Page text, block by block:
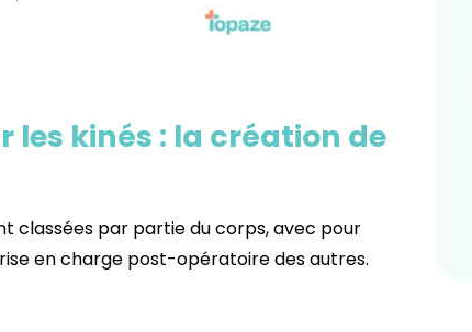
les kinés : la création de
classées par partie du corps, avec pour
en charge post-opératoire des autres.